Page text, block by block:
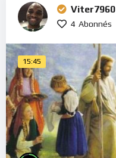
Viter7960
4 Abonnés
15:45